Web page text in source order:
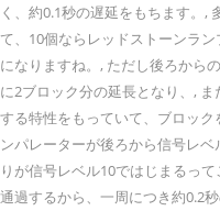
く、約0.1秒の遅延をもちます。,
て、10個ならレッドストーンラ
になりますね。, ただし後ろから
に2ブロック分の延長となり、,
する特性をもっていて、ブロッ
ンパレーターが後ろから信号レ
りが信号レベル10ではじまるっ
通過するから、一周につき約0.2